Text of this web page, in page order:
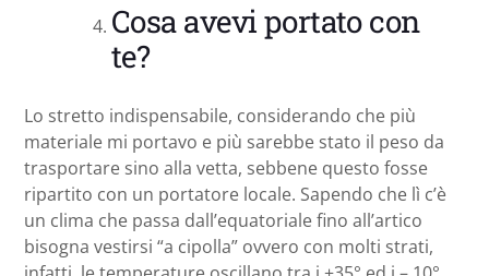
Cosa avevi portato con
te?
Lo stretto indispensabile, considerando che più
materiale mi portavo e più sarebbe stato il peso da
trasportare sino alla vetta, sebbene questo fosse
ripartito con un portatore locale. Sapendo che lì c’è
un clima che passa dall’equatoriale fino all’artico
bisogna vestirsi “a cipolla” ovvero con molti strati,